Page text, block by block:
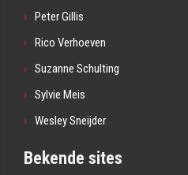
Peter Gillis
Rico Verhoeven
Suzanne Schulting
Sylvie Meis
Wesley Sneijder
Bekende sites